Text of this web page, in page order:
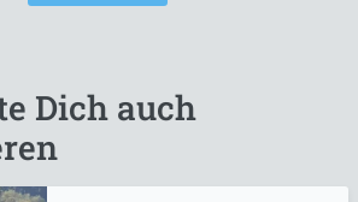
Dich auch